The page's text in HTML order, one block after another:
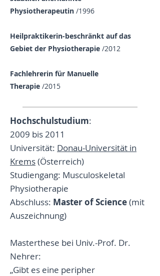
Physiotherapeutin /1996
Heilpraktikerin-beschränkt auf das
Gebiet der Physiotherapie /2012
Fachlehrerin für Manuelle
Therapie /2015
Hochschulstudium:
2009 bis 2011
Universität: Donau-Universität in
Krems(Österreich)
Studiengang: Musculoskeletal
Physiotherapie
Abschluss: Master of Science(mit
Auszeichnung)
Masterthese bei Univ.-Prof. Dr.
Nehrer:
„Gibt es eine peripher